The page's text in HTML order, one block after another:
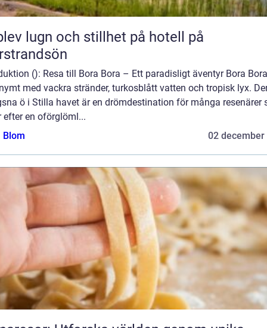
lugn och stillhet på hotell på
(): Resa till Bora Bora – Ett paradisligt äventyr Bora
med vackra stränder, turkosblått vatten och tropisk lyx.
ö i Stilla havet är en drömdestination för många resenärer
efter en oförglöml...
Blom
02 december